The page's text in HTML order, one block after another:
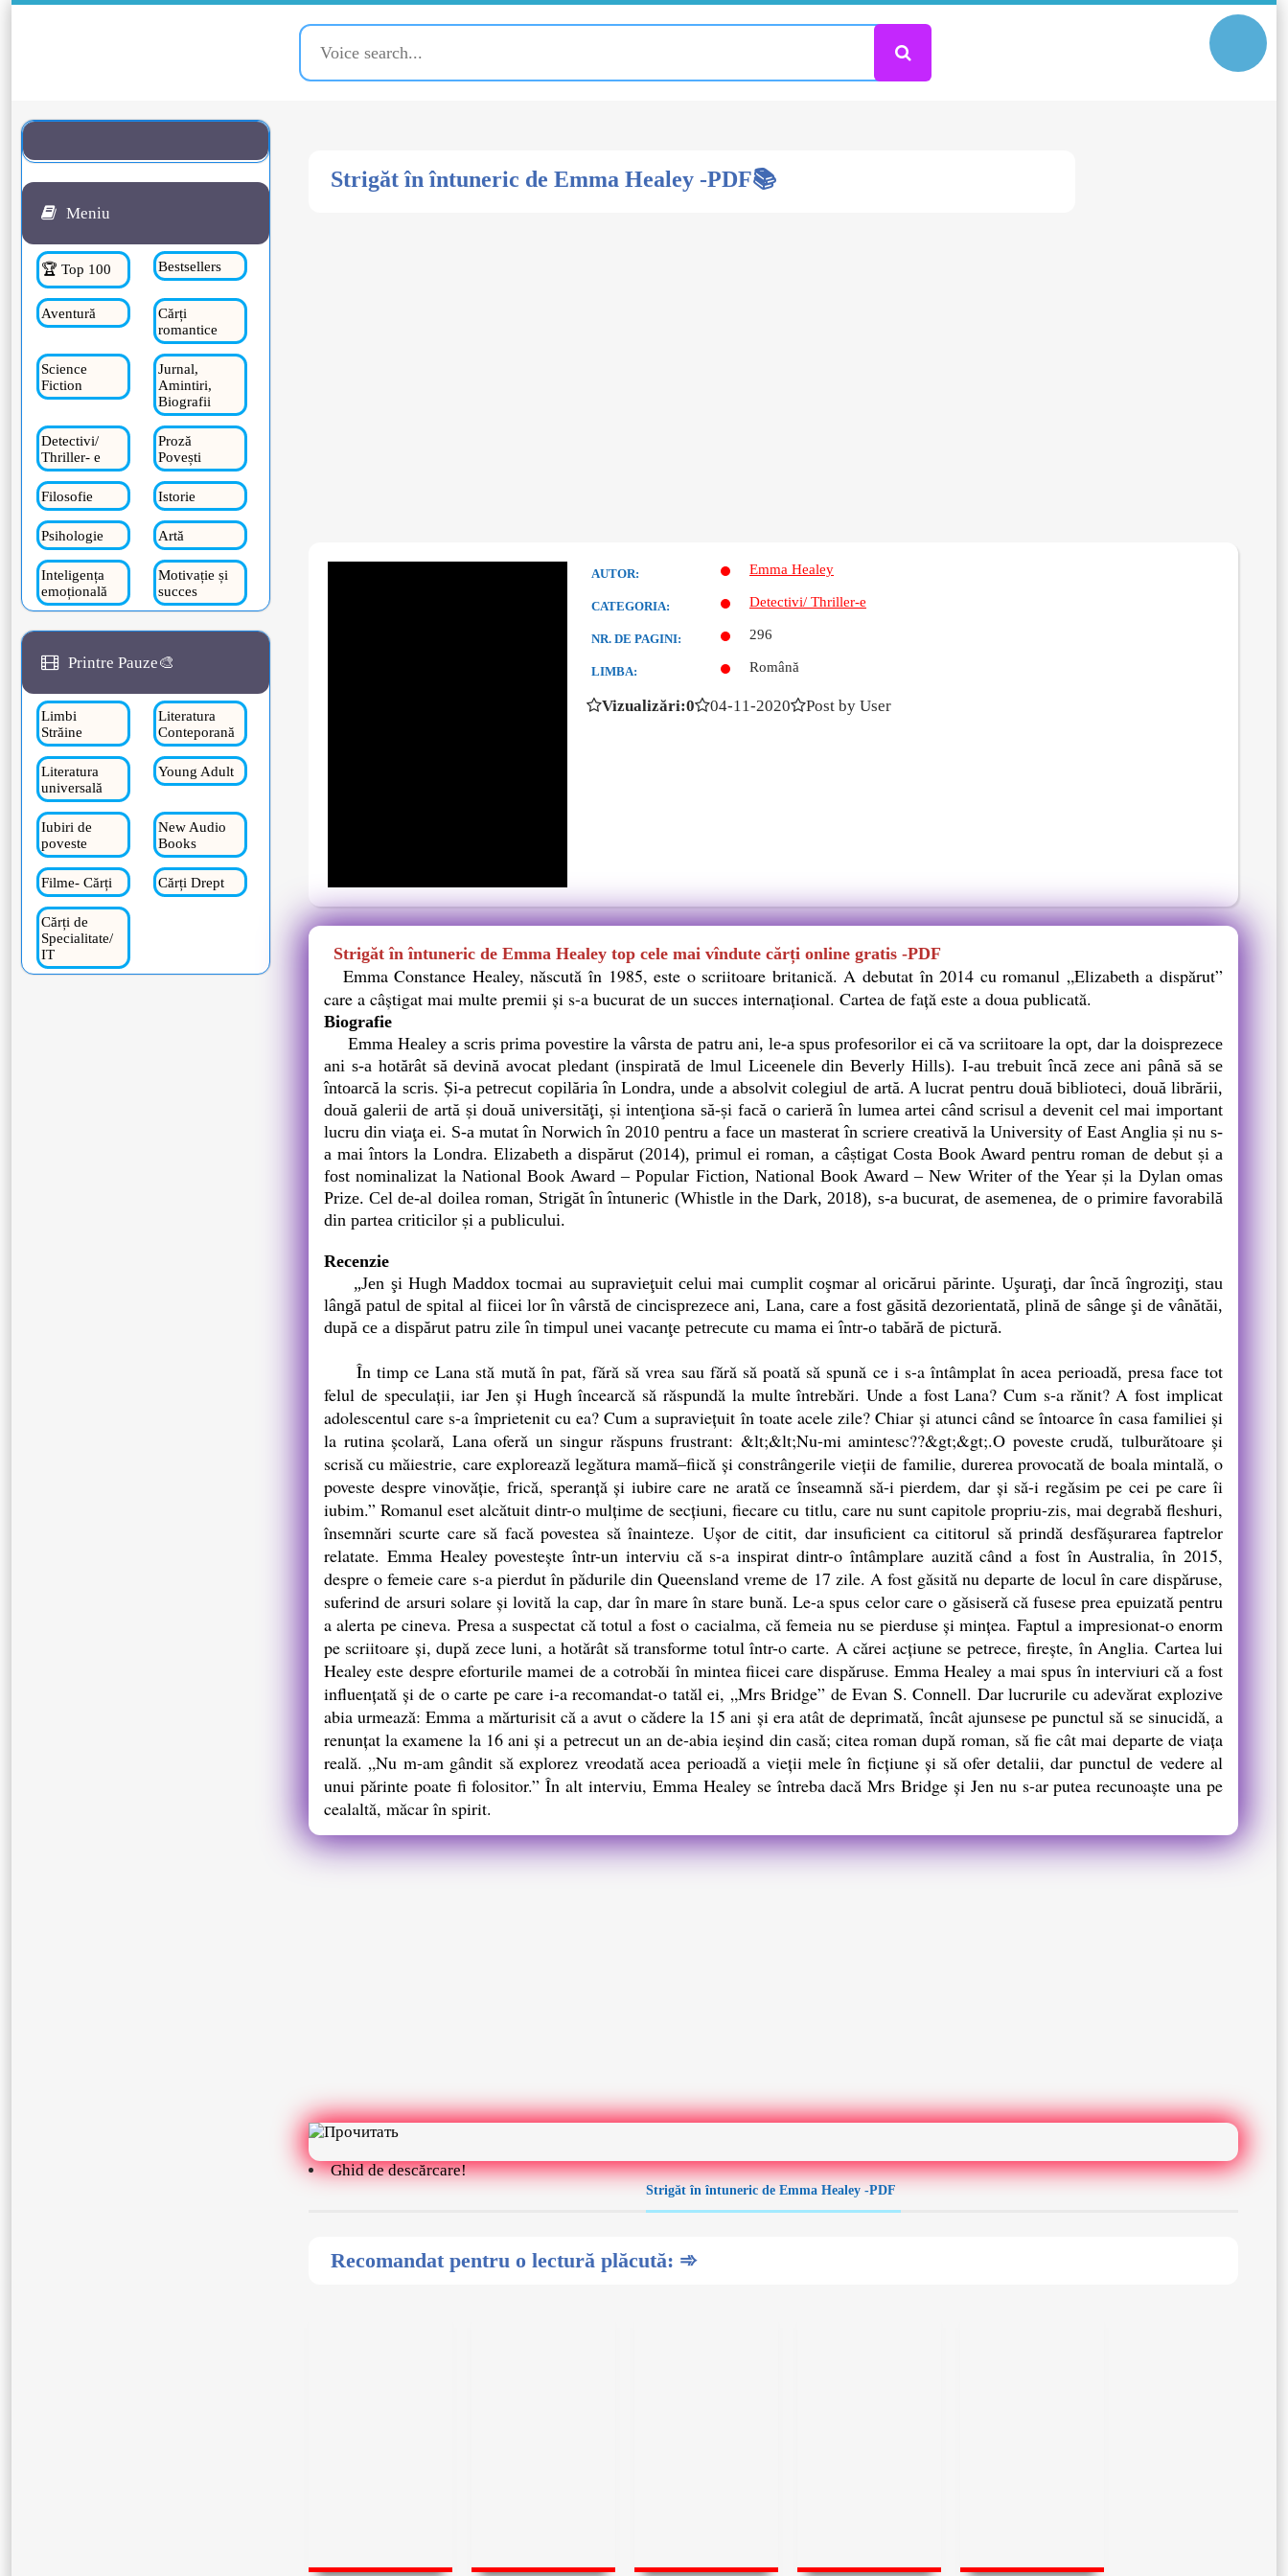
Strigăt în întuneric de Emma Healey -PDF📚
AUTOR: Emma Healey
CATEGORIA: Detectivi/ Thriller-e
NR. DE PAGINI: 296
LIMBA: Română
Vizualizări:0 04-11-2020 Post by User
Strigăt în întuneric de Emma Healey top cele mai vîndute cărți online gratis -PDF
Emma Constance Healey, născută în 1985, este o scriitoare britanică. A debutat în 2014 cu romanul „Elizabeth a dispărut”
care a câştigat mai multe premii şi s-a bucurat de un succes internaţional. Cartea de faţă este a doua publicată.
Biografie
Emma Healey a scris prima povestire la vârsta de patru ani, le-a spus profesorilor ei că va scriitoare la opt, dar la doisprezece
ani s-a hotărât să devină avocat pledant (inspirată de lmul Liceenele din Beverly Hills). I-au trebuit încă zece ani până să se
întoarcă la scris. Și-a petrecut copilăria în Londra, unde a absolvit colegiul de artă. A lucrat pentru două biblioteci, două librării,
două galerii de artă și două universităţi, și intenţiona să-și facă o carieră în lumea artei când scrisul a devenit cel mai important
lucru din viaţa ei. S-a mutat în Norwich în 2010 pentru a face un masterat în scriere creativă la University of East Anglia și nu s-
a mai întors la Londra. Elizabeth a dispărut (2014), primul ei roman, a câștigat Costa Book Award pentru roman de debut și a
fost nominalizat la National Book Award – Popular Fiction, National Book Award – New Writer of the Year și la Dylan omas
Prize. Cel de-al doilea roman, Strigăt în întuneric (Whistle in the Dark, 2018), s-a bucurat, de asemenea, de o primire favorabilă
din partea criticilor și a publicului.
Recenzie
„Jen şi Hugh Maddox tocmai au supravieţuit celui mai cumplit coşmar al oricărui părinte. Uşuraţi, dar încă îngroziţi, stau
lângă patul de spital al fiicei lor în vârstă de cincisprezece ani, Lana, care a fost găsită dezorientată, plină de sânge şi de vânătăi,
după ce a dispărut patru zile în timpul unei vacanţe petrecute cu mama ei într-o tabără de pictură.
În timp ce Lana stă mută în pat, fără să vrea sau fără să poată să spună ce i s-a întâmplat în acea perioadă, presa face tot
felul de speculaţii, iar Jen şi Hugh încearcă să răspundă la multe întrebări. Unde a fost Lana? Cum s-a rănit? A fost implicat
adolescentul care s-a împrietenit cu ea? Cum a supravieţuit în toate acele zile? Chiar şi atunci când se întoarce în casa familiei şi
la rutina şcolară, Lana oferă un singur răspuns frustrant: &lt;&lt;Nu-mi amintesc??&gt;&gt;.O poveste crudă, tulburătoare şi
scrisă cu măiestrie, care explorează legătura mamă–fiică şi constrângerile vieţii de familie, durerea provocată de boala mintală, o
poveste despre vinovăţie, frică, speranţă şi iubire care ne arată ce înseamnă să-i pierdem, dar şi să-i regăsim pe cei pe care îi
iubim.” Romanul eset alcătuit dintr-o mulţime de secţiuni, fiecare cu titlu, care nu sunt capitole propriu-zis, mai degrabă fleshuri,
însemnări scurte care să facă povestea să înainteze. Uşor de citit, dar insuficient ca cititorul să prindă desfăşurarea faptrelor
relatate. Emma Healey povesteşte într-un interviu că s-a inspirat dintr-o întâmplare auzită când a fost în Australia, în 2015,
despre o femeie care s-a pierdut în pădurile din Queensland vreme de 17 zile. A fost găsită nu departe de locul în care dispăruse,
suferind de arsuri solare şi lovită la cap, dar în mare în stare bună. Le-a spus celor care o găsiseră că fusese prea epuizată pentru
a alerta pe cineva. Presa a suspectat că totul a fost o cacialma, că femeia nu se pierduse şi minţea. Faptul a impresionat-o enorm
pe scriitoare şi, după zece luni, a hotărât să transforme totul într-o carte. A cărei acţiune se petrece, fireşte, în Anglia. Cartea lui
Healey este despre eforturile mamei de a cotrobăi în mintea fiicei care dispăruse. Emma Healey a mai spus în interviuri că a fost
influenţată şi de o carte pe care i-a recomandat-o tatăl ei, „Mrs Bridge” de Evan S. Connell. Dar lucrurile cu adevărat explozive
abia urmează: Emma a mărturisit că a avut o cădere la 15 ani şi era atât de deprimată, încât ajunsese pe punctul să se sinucidă, a
renunţat la examene la 16 ani şi a petrecut un an de-abia ieşind din casă; citea roman după roman, să fie cât mai departe de viaţa
reală. „Nu m-am gândit să explorez vreodată acea perioadă a vieţii mele în ficţiune şi să ofer detalii, dar punctul de vedere al
unui părinte poate fi folositor.” În alt interviu, Emma Healey se întreba dacă Mrs Bridge şi Jen nu s-ar putea recunoaşte una pe
cealaltă, măcar în spirit.
Ghid de descărcare!
Strigăt în întuneric de Emma Healey -PDF
Recomandat pentru o lectură plăcută: ➾
Meniu
🏆 Top 100 Bestsellers
Aventură
Cărți
romantice
Science
Fiction
Jurnal,
Amintiri,
Biografii
Detectivi/
Thriller- e
Proză
Povești
Filosofie Istorie
Psihologie Artă
Inteligența
emoțională
Motivație și
succes
Printre Pauze🎨
Limbi
Străine
Literatura
Conteporană
Literatura
universală
Young Adult
Iubiri de
poveste
New Audio
Books
Filme- Cărți Cărți Drept
Cărți de
Specialitate/
IT